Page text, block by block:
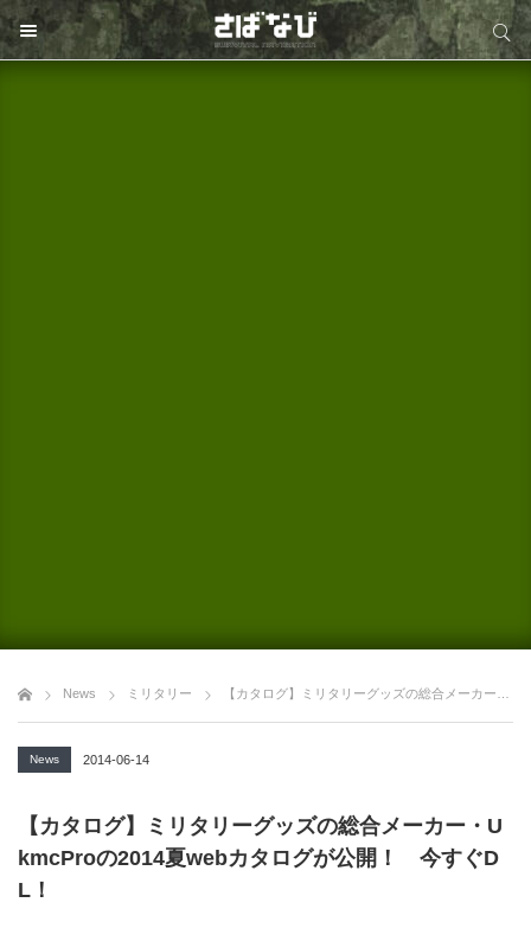
サイト内検索
News ミリタリー 【カタログ】ミリタリーグッズの総合メーカー・UkmcProの2014夏webカタログが公開！ 今すぐDL！
News 2014-06-14
【カタログ】ミリタリーグッズの総合メーカー・U
kmcProの2014夏webカタログが公開！ 今すぐD
L！